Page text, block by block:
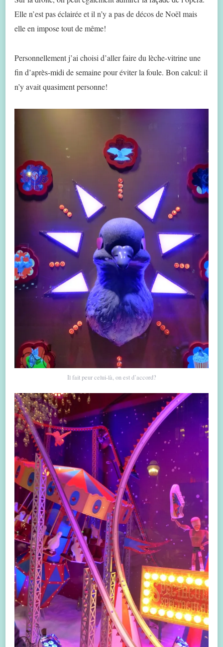
Elle n’est pas éclairée et il n’y a pas de décos de Noël mais
elle en impose tout de même!
Personnellement j’ai choisi d’aller faire du lèche-vitrine une
fin d’après-midi de semaine pour éviter la foule. Bon calcul: il
n’y avait quasiment personne!
Il fait peur celui-là, on est d’accord?